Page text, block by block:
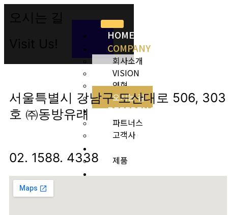
콘
로
HOME
COMPANY
회사소개
VISION
연혁
오시는 길
REFERENCE
파트너스
고객사
제품
NOTICE
오시는 길
Visit Us!
서울특별시 강남구 도산대로 506, 303
호 ㈜동방유래
02. 1588. 4338